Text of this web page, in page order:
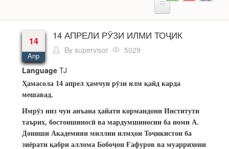
14
Апр
14 АПРЕЛИ РӮЗИ ИЛМИ ТОҶИК
Bysupervisor
5029
Language TJ
Ҳамасола 14 апрел ҳамчун рӯзи илм қайд карда
мешавад.
Имрӯз низ чун анъана ҳайати кормандони Институти
таърих, бостоншиносӣ ва мардумшиносии ба номи А.
Дониши Академияи миллии илмҳои Тоҷикистон ба
зиёрати қабри аллома Бобоҷон Ғафуров ва муаррихони